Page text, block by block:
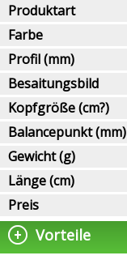
Produktart
Farbe
Profil (mm)
Besaitungsbild
Kopfgröße (cm?)
Balancepunkt (mm)
Gewicht (g)
Länge (cm)
Preis
Vorteile